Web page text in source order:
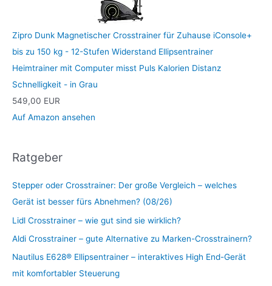
Zipro Dunk Magnetischer Crosstrainer für Zuhause iConsole+
bis zu 150 kg - 12-Stufen Widerstand Ellipsentrainer
Heimtrainer mit Computer misst Puls Kalorien Distanz
Schnelligkeit - in Grau
549,00 EUR
Auf Amazon ansehen
Ratgeber
Stepper oder Crosstrainer: Der große Vergleich – welches
Gerät ist besser fürs Abnehmen? (08/26)
Lidl Crosstrainer – wie gut sind sie wirklich?
Aldi Crosstrainer – gute Alternative zu Marken-Crosstrainern?
Nautilus E628® Ellipsentrainer – interaktives High End-Gerät
mit komfortabler Steuerung